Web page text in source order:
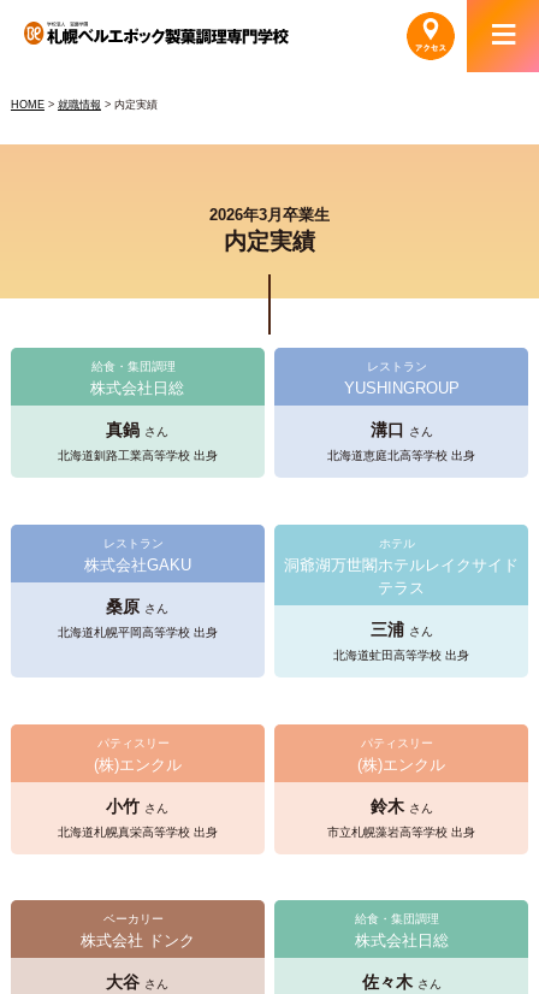
HOME> 就職情報 > 内定実績
2026年3月卒業生
内定実績
給食・集団調理
株式会社日総
真鍋 さん
北海道釧路工業高等学校 出身
レストラン
YUSHINGROUP
溝口
さん
北海道恵庭北高等学校 出身
レストラン
株式会社GAKU
桑原 さん
北海道札幌平岡高等学校 出身
ホテル
洞爺湖万世閣ホテルレイクサイド
テラス
三浦 さん
北海道虻田高等学校 出身
パティスリー
(株)エンクル
小竹 さん
北海道札幌真栄高等学校 出身
パティスリー
(株)エンクル
鈴木 さん
市立札幌藻岩高等学校 出身
ベーカリー
株式会社 ドンク
大谷 さん
給食・集団調理
株式会社日総
佐々木 さん